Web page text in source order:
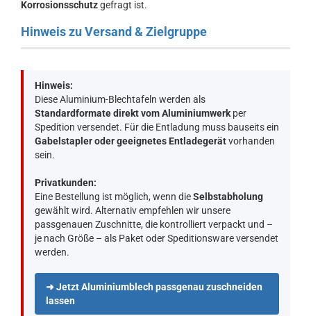
Korrosionsschutzgefragt ist.
Hinweis zu Versand & Zielgruppe
Hinweis:
Diese Aluminium-Blechtafeln werden als
Standardformate direkt vom Aluminiumwerk per
Spedition versendet. Für die Entladung muss bauseits ein
Gabelstapler oder geeignetes Entladegerätvorhanden
sein.
Privatkunden:
Eine Bestellung ist möglich, wenn dieSelbstabholung
gewählt wird. Alternativ empfehlen wir unsere
passgenauen Zuschnitte, die kontrolliert verpackt und –
je nach Größe – als Paket oder Speditionsware versendet
werden.
➜ Jetzt Aluminiumblech passgenau zuschneiden
lassen